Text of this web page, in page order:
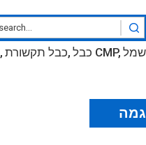
כבל תקשורת כבל CMP